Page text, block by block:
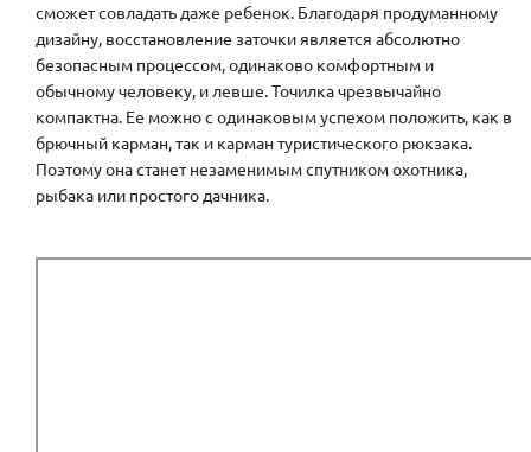
сможет совладать даже ребенок. Благодаря продуманному
дизайну, восстановление заточки является абсолютно
безопасным процессом, одинаково комфортным и
обычному человеку, и левше. Точилка чрезвычайно
компактна. Ее можно с одинаковым успехом положить, как в
брючный карман, так и карман туристического рюкзака.
Поэтому она станет незаменимым спутником охотника,
рыбака или простого дачника.